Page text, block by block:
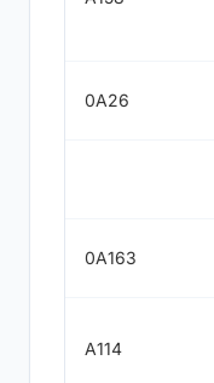
0A26
0A163
A114